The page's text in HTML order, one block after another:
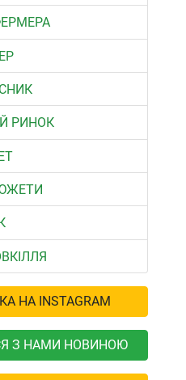
РИНОК
НА INSTAGRAM
З НАМИ НОВИНОЮ